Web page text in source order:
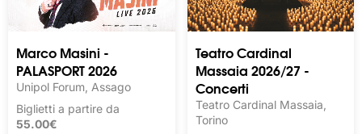
Marco Masini -
PALASPORT 2026
Unipol Forum, Assago
Biglietti a partire da
55.00€
Teatro Cardinal
Massaia 2026/27 -
Concerti
Teatro Cardinal Massaia,
Torino